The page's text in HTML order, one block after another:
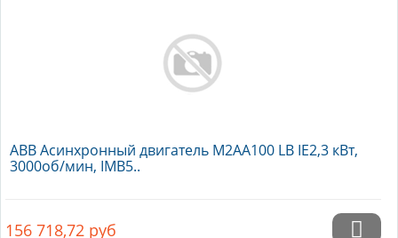
ABB Асинхронный двигатель M2AA100 LB IE2,3 кВт,
3000об/мин, IMB5..
156 718,72 руб